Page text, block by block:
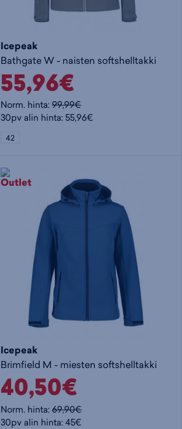
Icepeak
Bathgate W - naisten softshelltakki
55,96€
Norm. hinta:99,99€
30pv alin hinta: 55,96€
42
Icepeak
Brimfield M - miesten softshelltakki
40,50€
Norm. hinta:69,90€
30pv alin hinta: 45€